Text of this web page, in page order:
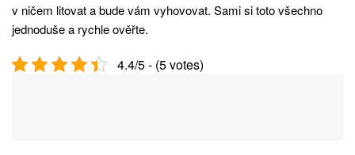
v ničem litovat a bude vám vyhovovat. Sami si toto všechno
jednoduše a rychle ověřte.
4.4/5 - (5 votes)